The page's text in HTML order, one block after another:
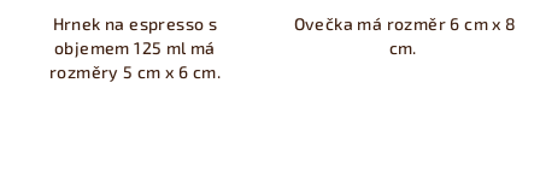
Hrnek na espresso s
objemem 125 ml má
rozměry 5 cm x 6 cm.
Ovečka má rozměr 6 cm x 8
cm.